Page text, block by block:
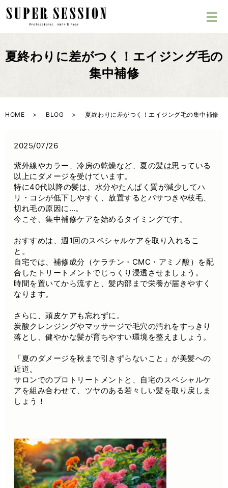
夏終わりに差がつく！エイジング毛の
集中補修
HOME BLOG 夏終わりに差がつく！エイジング毛の集中補修
2025/07/26
紫外線やカラー、冷房の乾燥など、夏の髪は思っている
以上にダメージを受けています。
特に40代以降の髪は、水分やたんぱく質が減少してハ
リ・コシが低下しやすく、放置するとパサつきや枝毛、
切れ毛の原因に…。
今こそ、集中補修ケアを始めるタイミングです。
おすすめは、週1回のスペシャルケアを取り入れるこ
と。
自宅では、補修成分（ケラチン・CMC・アミノ酸）を配
合したトリートメントでじっくり浸透させましょう。
時間を置いてから流すと、髪内部まで栄養が届きやすく
なります。
さらに、頭皮ケアも忘れずに。
炭酸クレンジングやマッサージで毛穴の汚れをすっきり
落とし、健やかな髪が育ちやすい環境を整えましょう。
「夏のダメージを秋まで引きずらないこと」が美髪への
近道。
サロンでのプロトリートメントと、自宅のスペシャルケ
アを組み合わせて、ツヤのある若々しい髪を取り戻しま
しょう！